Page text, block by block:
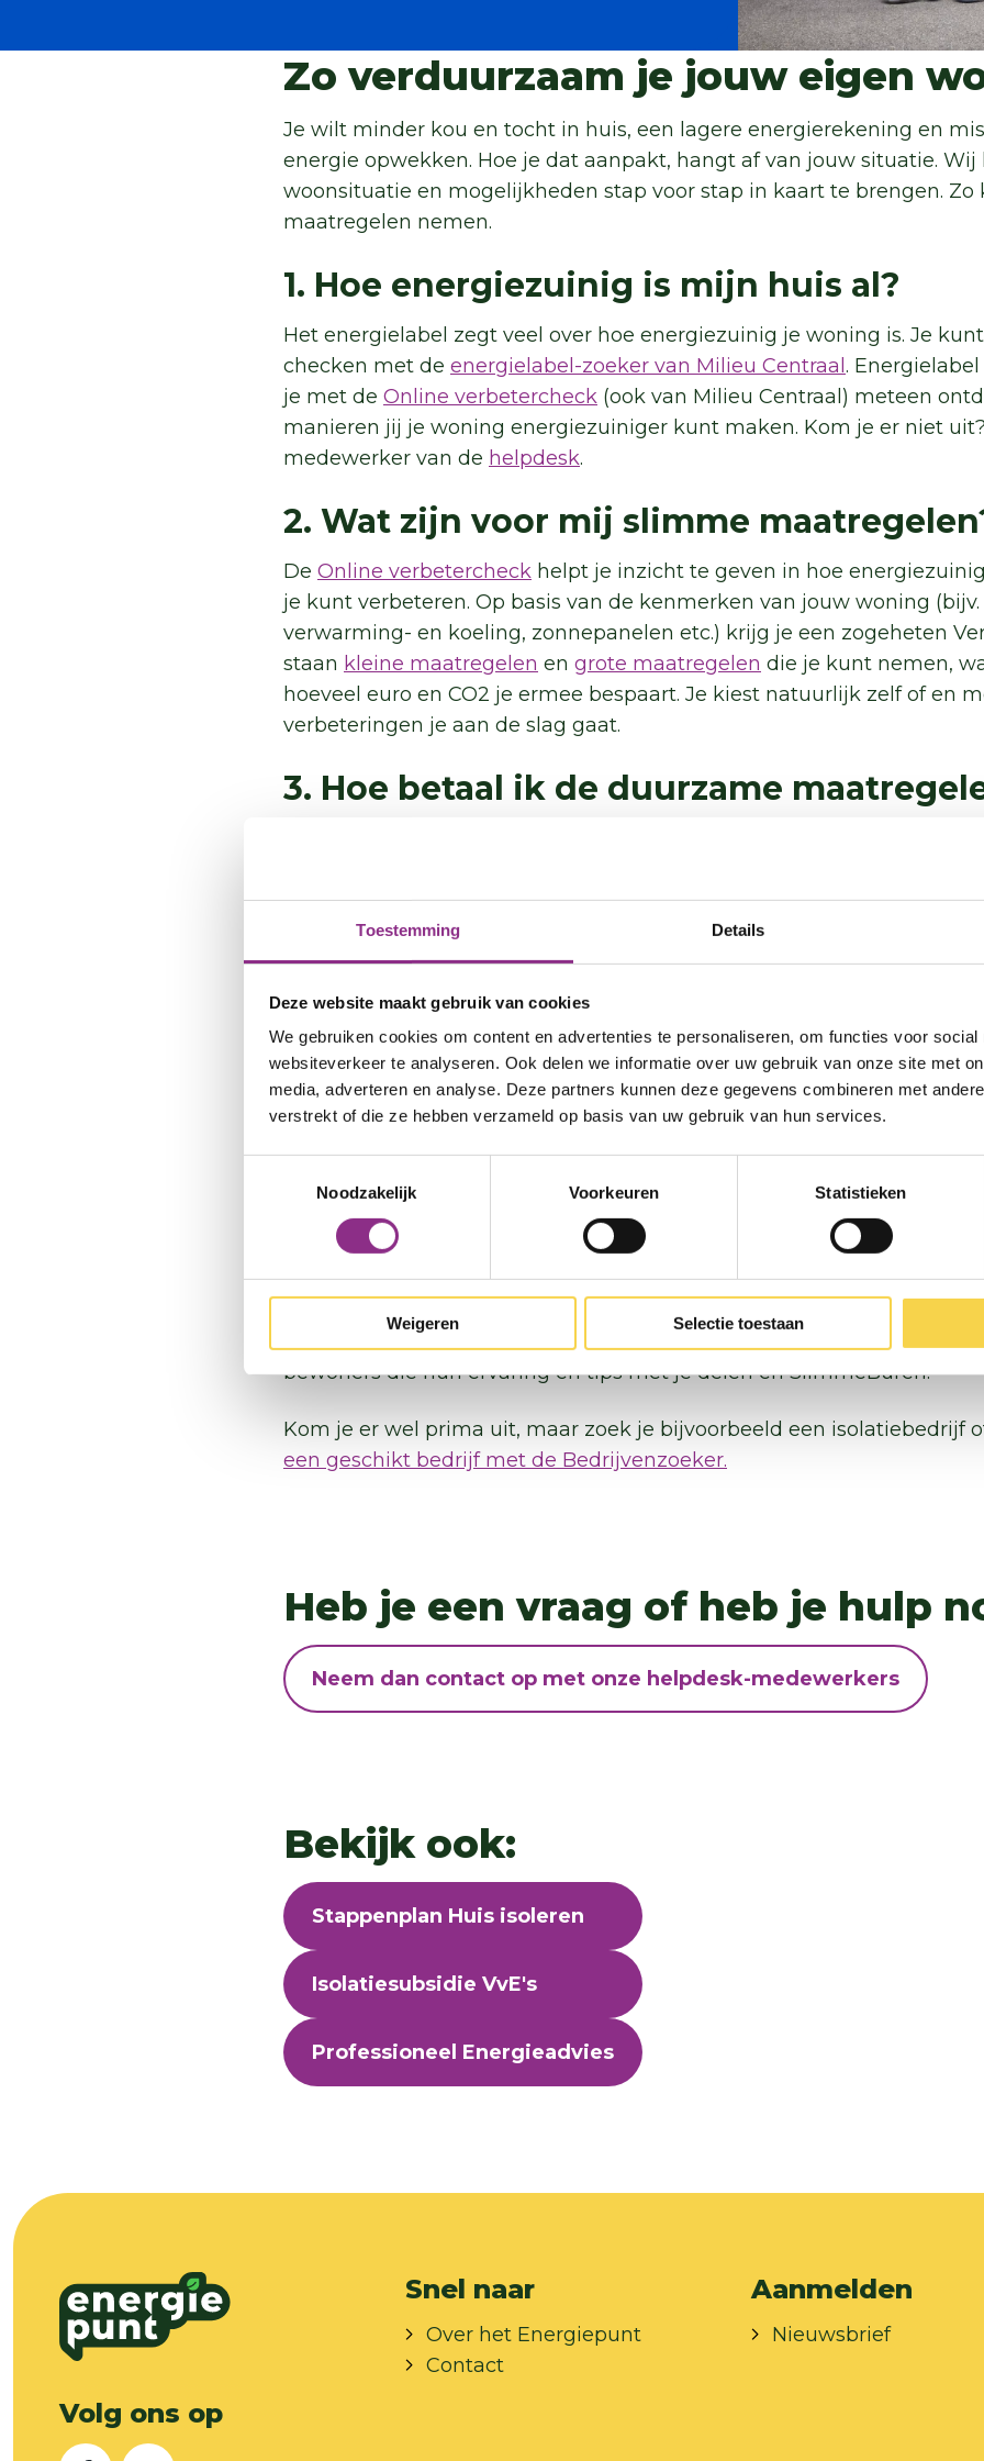
Toestemming Details
Deze website maakt gebruik van cookies
We gebruiken cookies om content en advertenties te personaliseren, om functies voor social
websiteverkeer te analyseren. Ook delen we informatie over uw gebruik van onze site met
media, adverteren en analyse. Deze partners kunnen deze gegevens combineren met
verstrekt of die ze hebben verzameld op basis van uw gebruik van hun services.
Noodzakelijk
Voorkeuren Statistieken
Weigeren Selectie toestaan
Zo verduurzaam je jouw eigen
Je wilt minder kou en tocht in huis, een lagere energierekening en
energie opwekken. Hoe je dat aanpakt, hangt af van jouw situatie.
woonsituatie en mogelijkheden stap voor stap in kaart te brengen. Zo
maatregelen nemen.
1. Hoe energiezuinig is mijn huis al?
Het energielabel zegt veel over hoe energiezuinig je woning is. Je
checken met de energielabel-zoeker van Milieu Centraal.
je met de Online verbetercheck (ook van Milieu Centraal) meteen
manieren jij je woning energiezuiniger kunt maken. Kom je er niet
medewerker van de helpdesk.
2. Wat zijn voor mij slimme
De Online verbetercheck helpt je inzicht te geven in hoe
je kunt verbeteren. Op basis van de kenmerken van jouw woning (bijv.
verwarming- en koeling, zonnepanelen etc.) krijg je een zogeheten
staan kleine maatregelen en grote maatregelen die je kunt nemen,
hoeveel euro en CO2 je ermee bespaart. Je kiest natuurlijk zelf of en
verbeteringen je aan de slag gaat.
3. Hoe betaal ik de duurzame
Om je woning energiezuiniger en duurzamer te maken kan je
subsidies en leningener zijn waar jij voor in aanmerking komt. En
doen metlokale acties zoals gezamenlijke inkoop van
4. Hoeveel tijd gaat het me kosten?
Kleine maatregelenkosten relatief weinig tijd en gedoe in huis.Grote
meer tijd en geld maar besparen ook meer energie. Het kan slim zijn
energiezuinige maatregel te nemen op een ‘natuurlijk moment’. Denk
5. Hoeveel advies en praktische hulp
Er is veel informatie te vinden over duurzame maatregelen in je
kiest en hoe je het aanpakt, bepaal jijzelf. Kom je daar niet helemaal
persoonlijk advies of praktische hulp? Dan zijn er verschillende gratis
mogelijkhedenbij jou in de buurt. Denk aan energieadvies, lokale
bewoners die hun ervaring en tips met je delen enSlimmeBuren.
Kom je er wel prima uit, maar zoek je bijvoorbeeld een isolatiebedrijf
een geschikt bedrijf met de Bedrijvenzoeker.
Heb je een vraag of heb je hulp
Neem dan contact op met onze helpdesk-medewerkers
Bekijk ook:
Stappenplan Huis isoleren
Isolatiesubsidie VvE's
Professioneel Energieadvies
Volg ons op
Snel naar
Over het Energiepunt
Contact
Aanmelden
Nieuwsbrief